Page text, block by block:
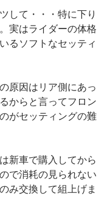
して・・・特に下り
実はライダーの体格
るソフトなセッティ
原因はリア側にあっ
からと言ってフロン
がセッティングの難
新車で購入してから
で消耗の見られない
み交換して組上げま